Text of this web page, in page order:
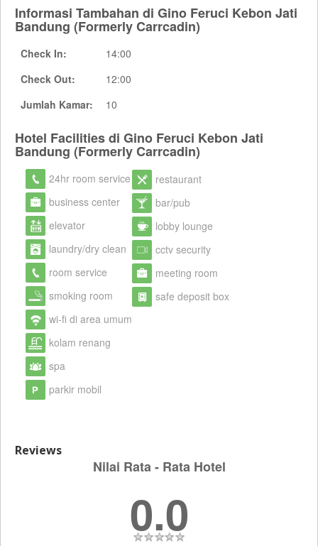
Informasi Tambahan di Gino Feruci Kebon Jati
Bandung (Formerly Carrcadin)
Check In:
14:00
Check Out:
12:00
Jumlah Kamar:
10
Hotel Facilities di Gino Feruci Kebon Jati
Bandung (Formerly Carrcadin)
24hr room service
business center
elevator
laundry/dry clean
room service
smoking room
wi-fi di area umum
kolam renang
spa
parkir mobil
restaurant
bar/pub
lobby lounge
cctv security
meeting room
safe deposit box
Reviews
Nilai Rata - Rata Hotel
0.0